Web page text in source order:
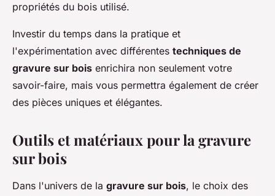
propriétés du bois utilisé.
Investir du temps dans la pratique et
l'expérimentation avec différentes techniques de
gravure sur bois enrichira non seulement votre
savoir-faire, mais vous permettra également de créer
des pièces uniques et élégantes.
Outils et matériaux pour la gravure
sur bois
Dans l'univers de la gravure sur bois, le choix des